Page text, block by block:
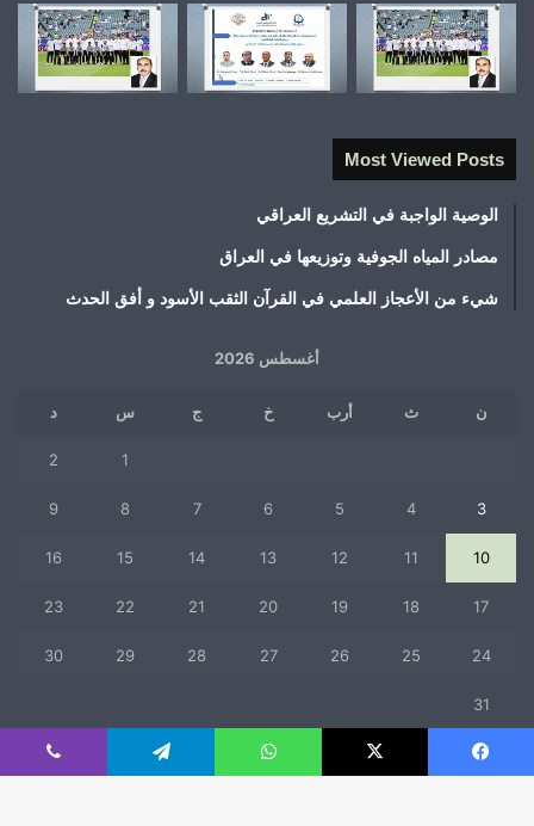
Most Viewed Posts
الوصية الواجبة في التشريع العراقي
مصادر المياه الجوفية وتوزيعها في العراق
شيء من الأعجاز العلمي في القرآن الثقب الأسود و أفق الحدث
أغسطس 2026
ن ث أرب خ ج س د
1
2
3
4
5
6
7
8
9
10
11
12
13
14
15
16
17
18
19
20
21
22
23
24
25
26
27
28
29
30
31
« يوليو
فيسبوك ‫X واتساب تيلقرام ڤايبر